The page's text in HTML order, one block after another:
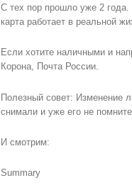
С тех пор прошло уже 2 года.
карта работает в реальной
Если хотите наличными и
Корона, Почта России.
Полезный совет: Изменение
снимали и уже его не
И смотрим:
Summary